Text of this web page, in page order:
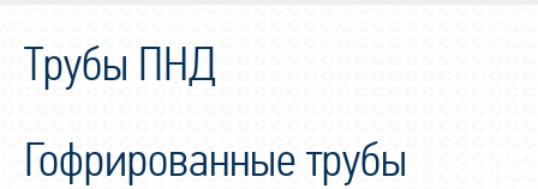
Трубы ПНД
Гофрированные трубы